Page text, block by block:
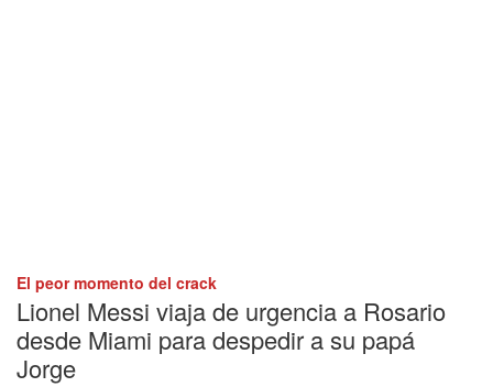
El peor momento del crack
Lionel Messi viaja de urgencia a Rosario
desde Miami para despedir a su papá
Jorge